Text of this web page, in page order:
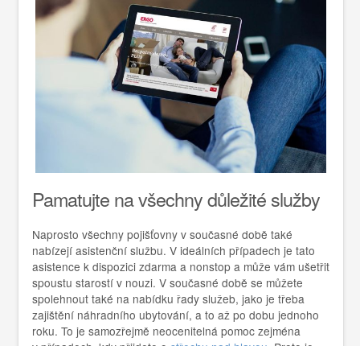
Pamatujte na všechny důležité služby
Naprosto všechny pojišťovny v současné době také
nabízejí asistenční službu. V ideálních případech je tato
asistence k dispozici zdarma a nonstop a může vám ušetřit
spoustu starostí v nouzi. V současné době se můžete
spolehnout také na nabídku řady služeb, jako je třeba
zajištění náhradního ubytování, a to až po dobu jednoho
roku. To je samozřejmě neocenitelná pomoc zejména